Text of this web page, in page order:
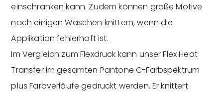
einschränken kann. Zudem können große Motive
nach einigen Wäschen knittern, wenn die
Applikation fehlerhaft ist.
Im Vergleich zum Flexdruck kann unser Flex Heat
Transfer im gesamten Pantone C-Farbspektrum
plus Farbverläufe gedruckt werden. Er knittert